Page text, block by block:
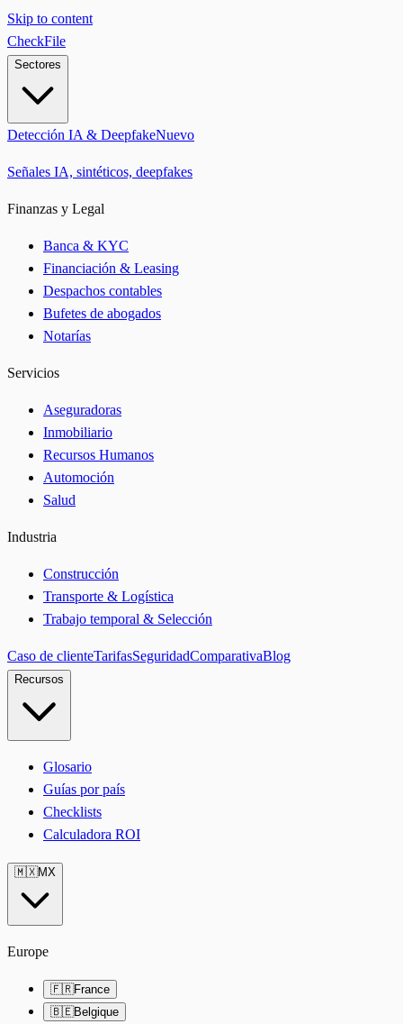
Skip to content
CheckFile
Sectores
Detección IA & DeepfakeNuevo
Señales IA, sintéticos, deepfakes
Finanzas y Legal
Banca & KYC
Financiación & Leasing
Despachos contables
Bufetes de abogados
Notarías
Servicios
Aseguradoras
Inmobiliario
Recursos Humanos
Automoción
Salud
Industria
Construcción
Transporte & Logística
Trabajo temporal & Selección
Caso de clienteTarifasSeguridadComparativaBlog
Recursos
Glosario
Guías por país
Checklists
Calculadora ROI
🇲🇽MX
Europe
🇫🇷France
🇧🇪Belgique